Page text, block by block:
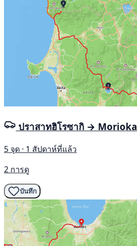
ปราสาทฮิโรซากิ → Morioka
5 จุด · 1 สัปดาห์ที่แล้ว
2 การดู
บันทึก